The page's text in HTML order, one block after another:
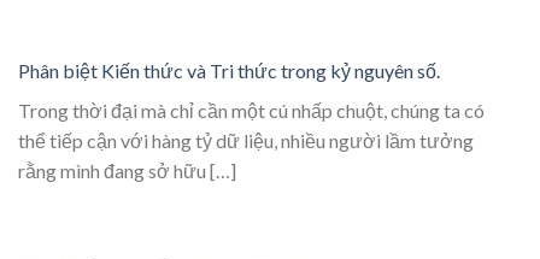
Phân biệt Kiến thức và Tri thức trong kỷ nguyên số.
Trong thời đại mà chỉ cần một cú nhấp chuột, chúng ta có
thể tiếp cận với hàng tỷ dữ liệu, nhiều người lầm tưởng
rằng mình đang sở hữu […]